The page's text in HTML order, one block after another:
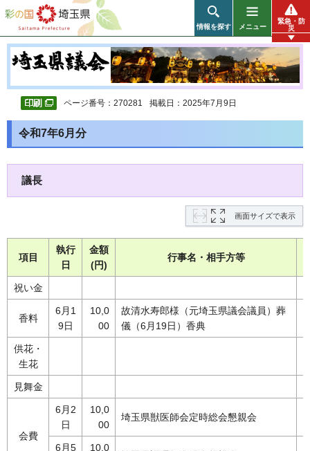
彩の国 埼玉県
情報を探す メニュー
緊急・防
災
ページ番号：270281 掲載日：2025年7月9日
令和7年6月分
議長
画面サイズで表示
項目
執行
日
金額
(円)
行事名・相手方等
祝い金
香料
6月1
9日
10,0
00
故清水寿郎様（元埼玉県議会議員）葬
儀（6月19日）香典
供花・
生花
見舞金
会費
6月2
日
10,0
00
埼玉県獣医師会定時総会懇親会
6月5
10,0